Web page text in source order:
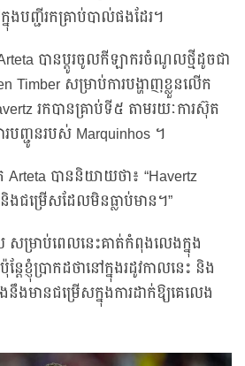
ងបញ្ជីរកគ្រាប់បាល់ផងដែរ។
បានប្ដូរចូលកីឡាករចំណូលថ្មីដូចជា
Timber សម្រាប់ការបង្ហាញខ្លួនលើក
រកបានគ្រាប់ទី៥ តាមរយៈការស៊ុត
ញ្ជូនរបស់ Marquinhos ។
បាននិយាយថា៖ “Havertz
ជម្រើសដែលមិនធ្លាប់មាន។”
សម្រាប់ពេលនេះគាត់កំពុងលេងក្នុង
តែខ្ញុំប្រាកដថានៅក្នុងរដូវកាលនេះ និង
ងមានជម្រើសក្នុងការដាក់ឱ្យគេលេង